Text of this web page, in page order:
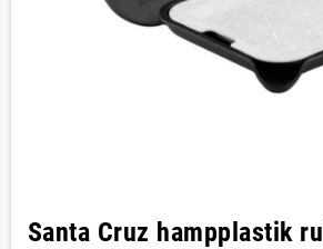
Santa Cruz hampplastik